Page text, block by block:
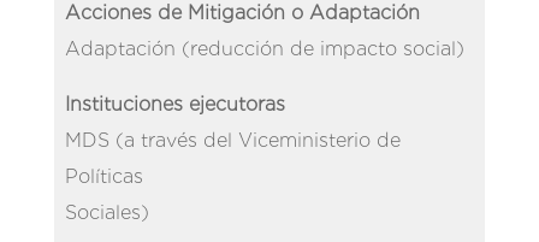
Acciones de Mitigación o Adaptación
Adaptación (reducción de impacto social)
Instituciones ejecutoras
MDS (a través del Viceministerio de
Políticas
Sociales)